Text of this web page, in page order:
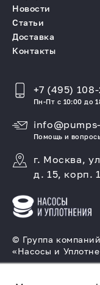
© Группа компаний
«Насосы и
Новости
Статьи
Доставка
Контакты
+7 (495)
Пн-Пт с 10:00 до
Помощь и
г. Москва,
д. 15, корп. 1